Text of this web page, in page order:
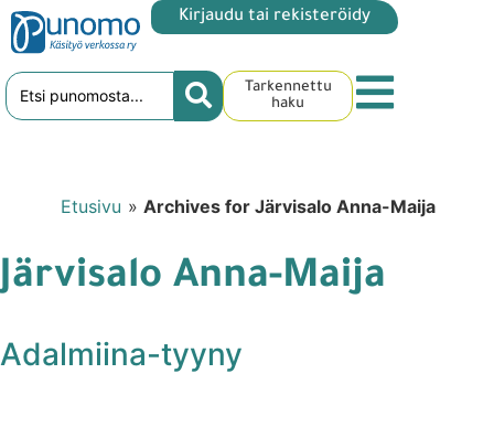
Kirjaudu tai rekisteröidy
Tarkennettu
haku
Etusivu » Archives for Järvisalo Anna-Maija
Järvisalo Anna-Maija
Adalmiina-tyyny